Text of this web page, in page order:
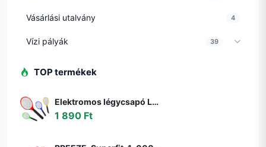
Vásárlási utalvány 4
Vízi pályák 39
TOP termékek
Elektromos légycsapó LED lámpával - legyek, szúnyogok és más rovarok ellen - elemes (BBKM) (BBD)
1 890 Ft